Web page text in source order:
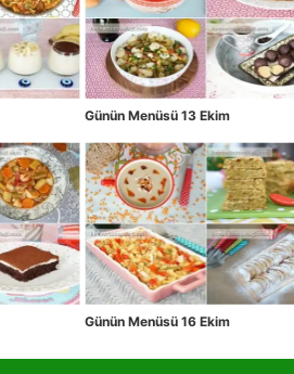
Günün Menüsü 13 Ekim
Günün Menüsü 16 Ekim